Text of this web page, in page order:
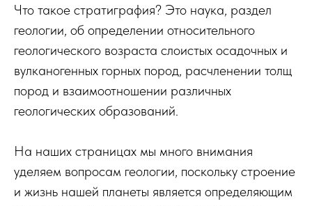
Что такое стратиграфия? Это наука, раздел
геологии, об определении относительного
геологического возраста слоистых осадочных и
вулканогенных горных пород, расчленении толщ
пород и взаимоотношении различных
геологических образований.
На наших страницах мы много внимания
уделяем вопросам геологии, поскольку строение
и жизнь нашей планеты является определяющим